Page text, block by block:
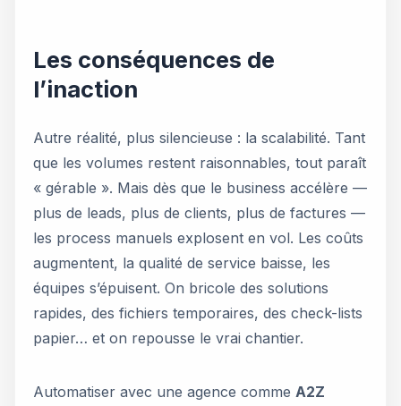
Les conséquences de
l’inaction
Autre réalité, plus silencieuse : la scalabilité. Tant
que les volumes restent raisonnables, tout paraît
« gérable ». Mais dès que le business accélère —
plus de leads, plus de clients, plus de factures —
les process manuels explosent en vol. Les coûts
augmentent, la qualité de service baisse, les
équipes s’épuisent. On bricole des solutions
rapides, des fichiers temporaires, des check-lists
papier… et on repousse le vrai chantier.
Automatiser avec une agence comme A2Z